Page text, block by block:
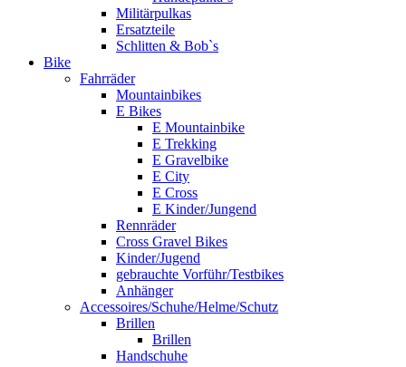
Militärpulkas
Ersatzteile
Schlitten & Bob`s
Bike
Fahrräder
Mountainbikes
E Bikes
E Mountainbike
E Trekking
E Gravelbike
E City
E Cross
E Kinder/Jungend
Rennräder
Cross Gravel Bikes
Kinder/Jugend
gebrauchte Vorführ/Testbikes
Anhänger
Accessoires/Schuhe/Helme/Schutz
Brillen
Brillen
Handschuhe